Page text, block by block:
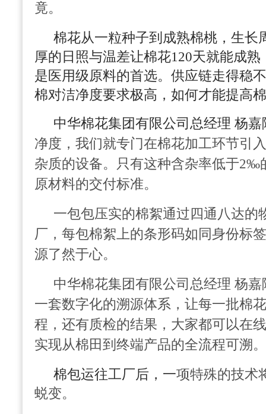
竟。
棉花从一粒种子到成熟棉桃，生长
厚的日照与温差让棉花120天就能成
是医用级原料的首选。供应链走得稳
棉对洁净度要求极高，如何才能提高
中华棉花集团有限公司总经理 杨嘉
净度，我们就专门在棉花加工环节引
杂质的设备。只有这种含杂率低于2‰
原材料的交付标准。
一包包压实的棉絮通过四通八达的
厂，每包棉絮上的条形码如同身份标
源了然于心。
中华棉花集团有限公司总经理 杨嘉
一套数字化的溯源体系，让每一批棉
程，还有质检的结果，大家都可以在
实现从棉田到终端产品的全流程可溯。
棉包运往工厂后，一项特殊的技术
蜕变。